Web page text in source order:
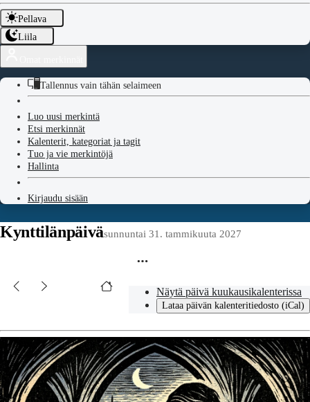
Pellava
Liila
Tallennus vain tähän selaimeen
Luo uusi merkintä
Etsi merkinnät
Kalenterit, kategoriat ja tagit
Tuo ja vie merkintöjä
Hallinta
Kirjaudu sisään
Kynttilänpäiväsunnuntai 31. tammikuuta 2027
Näytä päivä kuukausikalenterissa
Lataa päivän kalenteritiedosto (iCal)